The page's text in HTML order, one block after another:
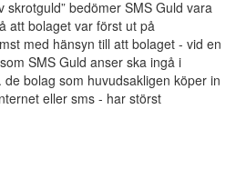
skrotguld” bedömer SMS Guld vara
att bolaget var först ut på
med hänsyn till att bolaget - vid en
SMS Guld anser ska ingå i
bolag som huvudsakligen köper in
eller sms - har störst